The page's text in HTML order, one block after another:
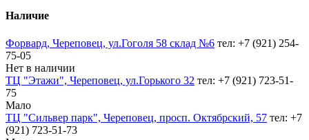
Наличие
Форвард, Череповец, ул.Гоголя 58 склад №6 тел: +7 (921) 254-
75-05
Нет в наличии
ТЦ "Этажи", Череповец, ул.Горького 32 тел: +7 (921) 723-51-
75
Мало
ТЦ "Сильвер парк", Череповец, просп. Октябрский, 57 тел: +7
(921) 723-51-73